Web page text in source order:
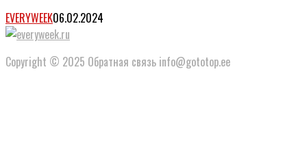
EVERYWEEK06.02.2024
Copyright © 2025 Обратная связь info@gototop.ee